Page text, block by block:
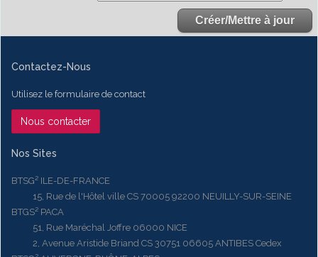
Contactez-Nous
Utilisez le formulaire de contact
Nous contacter
Nos Sites
BTSG² ILE-DE-FRANCE
15, Rue de l'Hôtel ville CS 70005 92200 NEUILLY-SUR-SEINE
BTGS² PACA
51, Rue Maréchal Joffre 06000 NICE
2, Avenue Aristide Briand CS 30751 06605 ANTIBES Cedex